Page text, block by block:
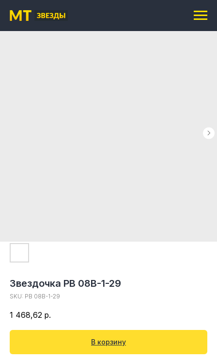
Звездочка PB 08B-1-29
SKU: PB 08B-1-29
1 468,62 р.
В корзину